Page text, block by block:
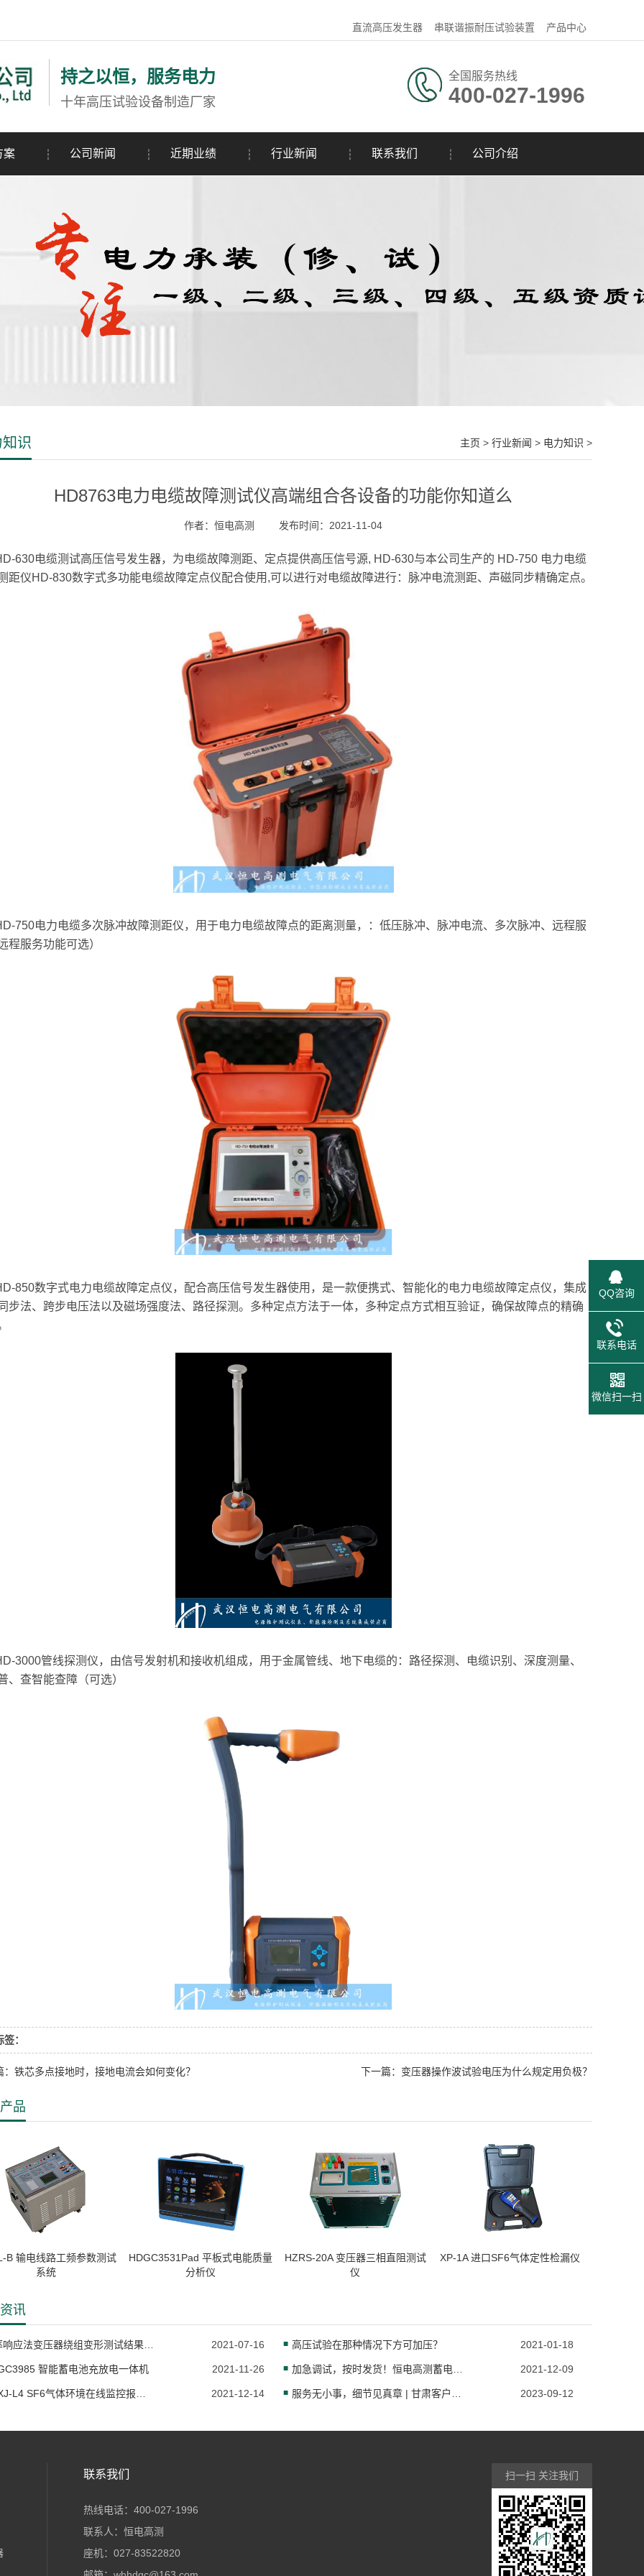
直流高压发生器
串联谐振耐压试验装置 产品中心
持之以恒，服务电力
十年高压试验设备制造厂家
全国服务热线
400-027-1996
案 公司新闻 近期业绩 行业新闻 联系我们 公司介绍
识 主页 > 行业新闻 > 电力知识 >
HD8763电力电缆故障测试仪高端组合各设备的功能你知道么
作者：恒电高测 发布时间：2021-11-04
电缆测试高压信号发生器，为电缆故障测距、定点提供高压信号源, HD-630与本公司生产的 HD-750 电力电缆
距仪HD-830数字式多功能电缆故障定点仪配合使用,可以进行对电缆故障进行：脉冲电流测距、声磁同步精确定点。
电力电缆多次脉冲故障测距仪，用于电力电缆故障点的距离测量，：低压脉冲、脉冲电流、多次脉冲、远程服
程服务功能可选）
数字式电力电缆故障定点仪，配合高压信号发生器使用，是一款便携式、智能化的电力电缆故障定点仪，集成
步法、跨步电压法以及磁场强度法、路径探测。多种定点方法于一体，多种定点方式相互验证，确保故障点的精确
管线探测仪，由信号发射机和接收机组成，用于金属管线、地下电缆的：路径探测、电缆识别、深度测量、
、查智能查障（可选）
：
：铁芯多点接地时，接地电流会如何变化？ 下一篇：变压器操作波试验电压为什么规定用负极？
品
B 输电线路工频参数测试
系统
HDGC3531Pad 平板式电能质量
分析仪
HZRS-20A 变压器三相直阻测试
仪
XP-1A 进口SF6气体定性检漏仪
讯
2021-07-16 高压试验在那种情况下方可加压？ 2021-01-18
智能蓄电池充放电一体机 2021-11-26 加急调试，按时发货！恒电高测蓄电池检测维护设备已发货 2021-12-09
2021-12-14 2023-09-12
联系我们
热线电话：400-027-1996
联系人：恒电高测
座机：027-83522820
扫一扫 关注我们
QQ咨询
联系电话
微信扫一扫